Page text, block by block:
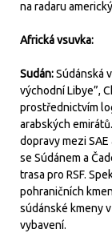
na radaru
Africká vsuvka:
Sudán:Súdánská
východní Libye”,
prostřednictvím
arabských emirátů.
dopravy mezi
se Súdánem a
trasa pro RSF.
pohraničních
súdánské kmeny
vybavení.